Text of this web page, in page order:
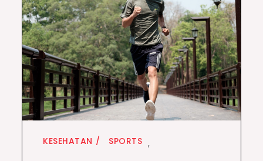
KESEHATAN ,
SPORTS